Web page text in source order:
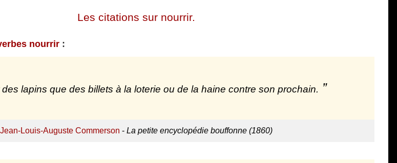
Les citations sur nourrir.
nourrir :
lapins que des billets à la loterie ou de la haine contre son prochain.
Jean-Louis-Auguste Commerson - La petite encyclopédie bouffonne (1860)